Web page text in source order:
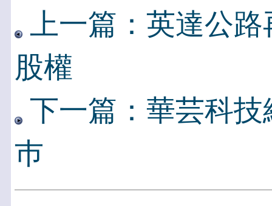
上一篇：英達公
股權
下一篇：華芸科
巿